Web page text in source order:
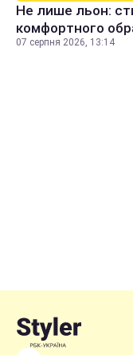
Не лише льон:
комфортного
07 серпня 2026, 13:14